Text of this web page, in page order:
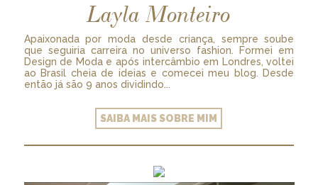
Layla Monteiro
Apaixonada por moda desde criança, sempre soube
que seguiria carreira no universo fashion. Formei em
Design de Moda e após intercâmbio em Londres, voltei
ao Brasil cheia de ideias e comecei meu blog. Desde
então já são 9 anos dividindo...
SAIBA MAIS SOBRE MIM